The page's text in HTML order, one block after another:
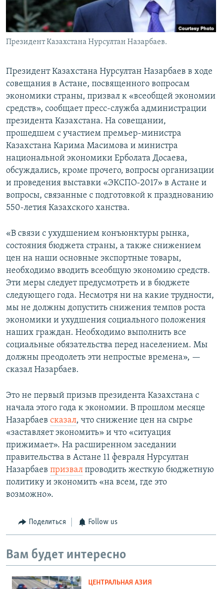
Президент Казахстана Нурсултан Назарбаев.
Президент Казахстана Нурсултан Назарбаев в ходе
совещания в Астане, посвященного вопросам
экономики страны, призвал к «всеобщей экономии
средств», сообщает пресс-служба администрации
президента Казахстана. На совещании,
прошедшем с участием премьер-министра
Казахстана Карима Масимова и министра
национальной экономики Ерболата Досаева,
обсуждались, кроме прочего, вопросы организации
и проведения выставки «ЭКСПО-2017» в Астане и
вопросы, связанные с подготовкой к празднованию
550-летия Казахского ханства.
«В связи с ухудшением конъюнктуры рынка,
состояния бюджета страны, а также снижением
цен на наши основные экспортные товары,
необходимо вводить всеобщую экономию средств.
Эти меры следует предусмотреть и в бюджете
следующего года. Несмотря ни на какие трудности,
мы не должны допустить снижения темпов роста
экономики и ухудшения социального положения
наших граждан. Необходимо выполнить все
социальные обязательства перед населением. Мы
должны преодолеть эти непростые времена», —
сказал Назарбаев.
Это не первый призыв президента Казахстана с
начала этого года к экономии. В прошлом месяце
Назарбаев сказал, что снижение цен на сырье
«заставляет экономить» и что «ситуация
прижимает». На расширенном заседании
правительства в Астане 11 февраля Нурсултан
Назарбаев призвал проводить жесткую бюджетную
политику и экономить «на всем, где это
возможно».
Поделиться Follow us
Вам будет интересно
ЦЕНТРАЛЬНАЯ АЗИЯ